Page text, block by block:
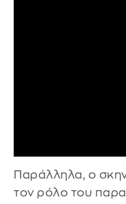
Παράλληλα, ο
τον ρόλο του